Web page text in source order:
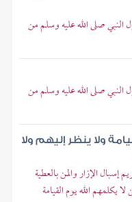
صلى الله عليه وسلم من
صلى الله عليه وسلم من
ولا ينظر إليهم ولا
الإزار والمن بالعطية
يكلمهم الله يوم القيامة